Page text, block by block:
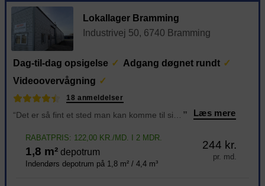
Lokallager Bramming
Industrivej 50, 6740 Bramming
Dag-til-dag opsigelse
Adgang døgnet rundt
Videoovervågning
18 anmeldelser
” Læs mere
RABATPRIS: 122,00 KR./MD. I 2 MDR.
1,8 m² depotrum
Indendørs depotrum på 1,8 m² / 4,4 m³
244 kr.
pr. md.